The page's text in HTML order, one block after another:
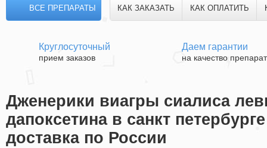
ВСЕ ПРЕПАРАТЫ КАК ЗАКАЗАТЬ КАК ОПЛАТИТЬ
Круглосуточный
прием заказов
Даем гарантии
на качество
Дженерики виагры сиалиса
дапоксетина в санкт
доставка по России